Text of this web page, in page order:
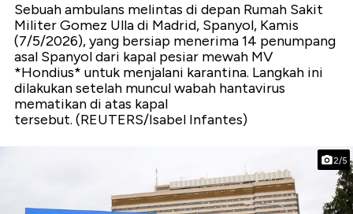
Sebuah ambulans melintas di depan Rumah Sakit
Militer Gomez Ulla di Madrid, Spanyol, Kamis
(7/5/2026), yang bersiap menerima 14 penumpang
asal Spanyol dari kapal pesiar mewah MV
*Hondius* untuk menjalani karantina. Langkah ini
dilakukan setelah muncul wabah hantavirus
mematikan di atas kapal
tersebut. (REUTERS/Isabel Infantes)
2/5